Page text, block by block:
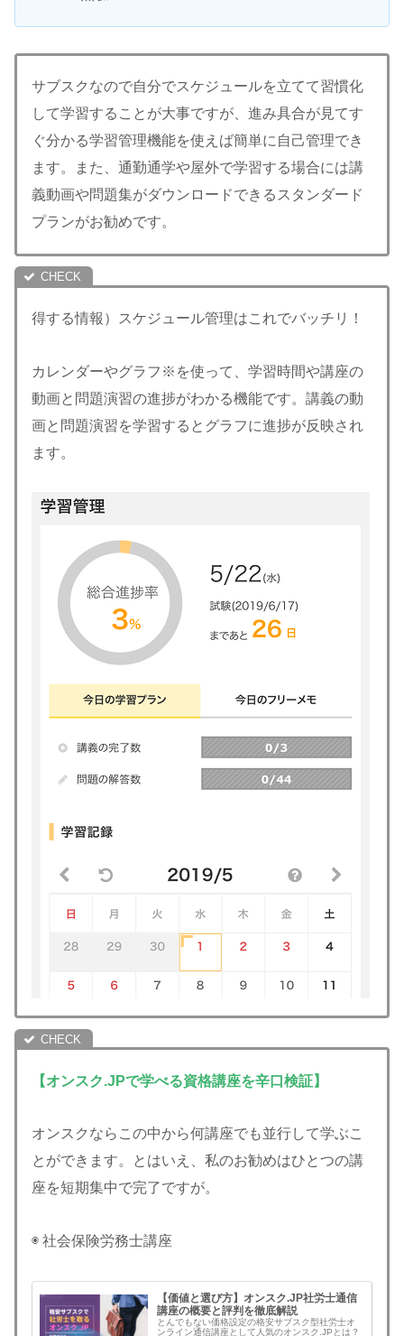
サブスクなので自分でスケジュールを立てて習慣化
して学習することが大事ですが、進み具合が見てす
ぐ分かる学習管理機能を使えば簡単に自己管理でき
ます。また、通勤通学や屋外で学習する場合には講
義動画や問題集がダウンロードできるスタンダード
プランがお勧めです。
得する情報）スケジュール管理はこれでバッチリ！
カレンダーやグラフ※を使って、学習時間や講座の
動画と問題演習の進捗がわかる機能です。講義の動
画と問題演習を学習するとグラフに進捗が反映され
ます。
【オンスク.JPで学べる資格講座を辛口検証】
オンスクならこの中から何講座でも並行して学ぶこ
とができます。とはいえ、私のお勧めはひとつの講
座を短期集中で完了ですが。
◉ 社会保険労務士講座
【価値と選び方】オンスク.JP社労士通信
講座の概要と評判を徹底解説
とんでもない価格設定の格安サブスク型社労士オ
ンライン通信講座として人気のオンスク.JPとは？